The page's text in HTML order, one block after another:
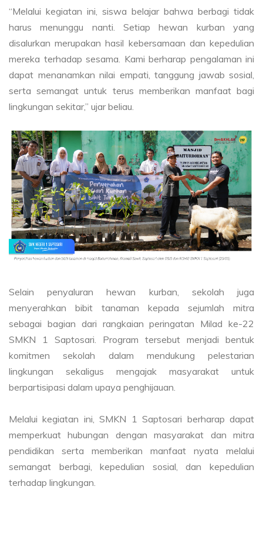
“Melalui kegiatan ini, siswa belajar bahwa berbagi tidak
harus menunggu nanti. Setiap hewan kurban yang
disalurkan merupakan hasil kebersamaan dan kepedulian
mereka terhadap sesama. Kami berharap pengalaman ini
dapat menanamkan nilai empati, tanggung jawab sosial,
serta semangat untuk terus memberikan manfaat bagi
lingkungan sekitar,” ujar beliau.
Selain penyaluran hewan kurban, sekolah juga
menyerahkan bibit tanaman kepada sejumlah mitra
sebagai bagian dari rangkaian peringatan Milad ke-22
SMKN 1 Saptosari. Program tersebut menjadi bentuk
komitmen sekolah dalam mendukung pelestarian
lingkungan sekaligus mengajak masyarakat untuk
berpartisipasi dalam upaya penghijauan.
Melalui kegiatan ini, SMKN 1 Saptosari berharap dapat
memperkuat hubungan dengan masyarakat dan mitra
pendidikan serta memberikan manfaat nyata melalui
semangat berbagi, kepedulian sosial, dan kepedulian
terhadap lingkungan.